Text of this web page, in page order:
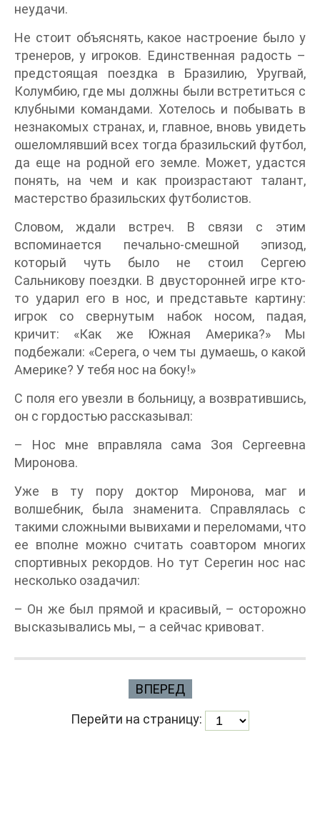
неудачи.
Не стоит объяснять, какое настроение было у
тренеров, у игроков. Единственная радость –
предстоящая поездка в Бразилию, Уругвай,
Колумбию, где мы должны были встретиться с
клубными командами. Хотелось и побывать в
незнакомых странах, и, главное, вновь увидеть
ошеломлявший всех тогда бразильский футбол,
да еще на родной его земле. Может, удастся
понять, на чем и как произрастают талант,
мастерство бразильских футболистов.
Словом, ждали встреч. В связи с этим
вспоминается печально-смешной эпизод,
который чуть было не стоил Сергею
Сальникову поездки. В двусторонней игре кто-
то ударил его в нос, и представьте картину:
игрок со свернутым набок носом, падая,
кричит: «Как же Южная Америка?» Мы
подбежали: «Серега, о чем ты думаешь, о какой
Америке? У тебя нос на боку!»
С поля его увезли в больницу, а возвратившись,
он с гордостью рассказывал:
– Нос мне вправляла сама Зоя Сергеевна
Миронова.
Уже в ту пору доктор Миронова, маг и
волшебник, была знаменита. Справлялась с
такими сложными вывихами и переломами, что
ее вполне можно считать соавтором многих
спортивных рекордов. Но тут Серегин нос нас
несколько озадачил:
– Он же был прямой и красивый, – осторожно
высказывались мы, – а сейчас кривоват.
ВПЕРЕД
Перейти на страницу: